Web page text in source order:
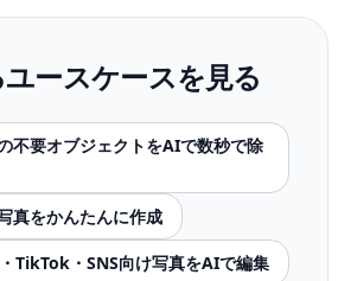
ースケースを見る
不要オブジェクトをAIで数秒で除
真をかんたんに作成
TikTok・SNS向け写真をAIで編集